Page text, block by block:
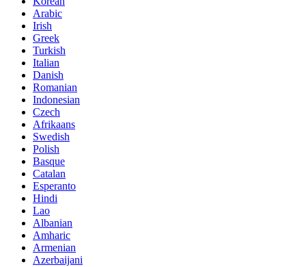
Arabic
Irish
Greek
Turkish
Italian
Danish
Romanian
Indonesian
Czech
Afrikaans
Swedish
Polish
Basque
Catalan
Esperanto
Hindi
Lao
Albanian
Amharic
Armenian
Azerbaijani